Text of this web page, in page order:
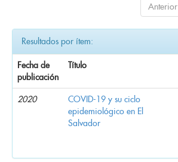
Anterior
Resultados por ítem:
Fecha de
publicación
Título
2020
COVID-19 y su ciclo
epidemiológico en El
Salvador